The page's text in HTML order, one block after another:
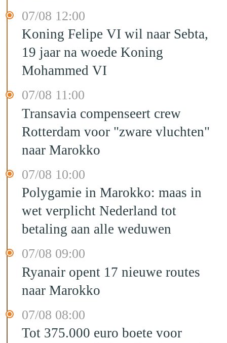
07/08 12:00
Koning Felipe VI wil naar Sebta,
19 jaar na woede Koning
Mohammed VI
07/08 11:00
Transavia compenseert crew
Rotterdam voor "zware vluchten"
naar Marokko
07/08 10:00
Polygamie in Marokko: maas in
wet verplicht Nederland tot
betaling aan alle weduwen
07/08 09:00
Ryanair opent 17 nieuwe routes
naar Marokko
07/08 08:00
Tot 375.000 euro boete voor